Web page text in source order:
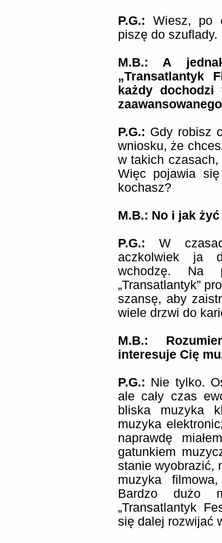
P.G.: Wiesz, po
piszę do szuflady.
M.B.: A
„Transatlantyk
każdy
P.G.: Gdy robisz
wniosku, że
w takich
Więc pojawia
kochasz?
M.B.: No i jak
P.G.: W
aczkolwiek ja
wchodzę. Na
„Transatlantyk”
szansę, aby
wiele drzwi do
M.B.:
interesuje Cię
P.G.: Nie tylko.
ale cały czas
bliska muzyka
muzyka
naprawdę
gatunkiem
stanie wyobrazić,
muzyka
Bardzo dużo
„Transatlantyk
się dalej rozwijać